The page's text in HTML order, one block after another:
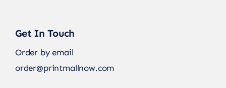
Get In Touch
Order by email
order@printmallnow.com